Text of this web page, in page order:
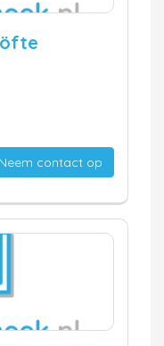
Neem contact op